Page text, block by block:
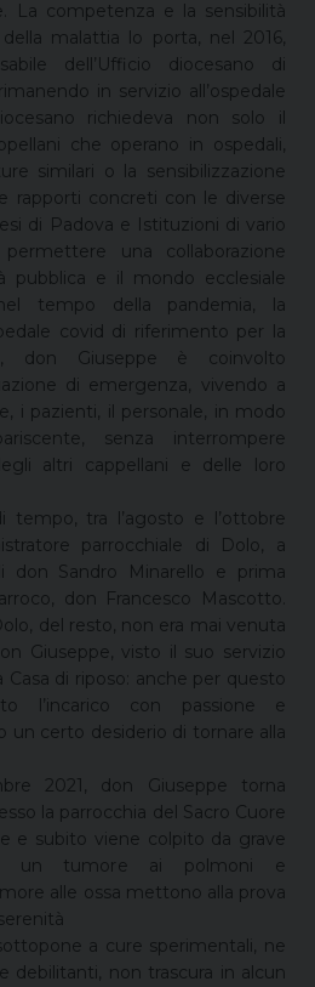
La competenza e la sensibilità
malattia lo porta, nel 2016,
dell’Ufficio diocesano di
in servizio all’ospedale
richiedeva non solo il
che operano in ospedali,
similari o la sensibilizzazione
rapporti concreti con le diverse
di Padova e Istituzioni di vario
una collaborazione
pubblica e il mondo ecclesiale
tempo della pandemia, la
covid di riferimento per la
don Giuseppe è coinvolto
di emergenza, vivendo a
i pazienti, il personale, in modo
senza interrompere
altri cappellani e delle loro
tempo, tra l’agosto e l’ottobre
parrocchiale di Dolo, a
don Sandro Minarello e prima
don Francesco Mascotto.
del resto, non era mai venuta
Giuseppe, visto il suo servizio
Casa di riposo: anche per questo
l’incarico con passione e
un certo desiderio di tornare alla
2021, don Giuseppe torna
la parrocchia del Sacro Cuore
e subito viene colpito da grave
un tumore ai polmoni e
alle ossa mettono alla prova
a cure sperimentali, ne
debilitanti, non trascura in alcun